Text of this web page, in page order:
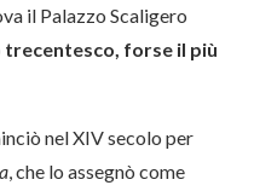
il Palazzo Scaligero
trecentesco, forse il più
nel XIV secolo per
, che lo assegnò come